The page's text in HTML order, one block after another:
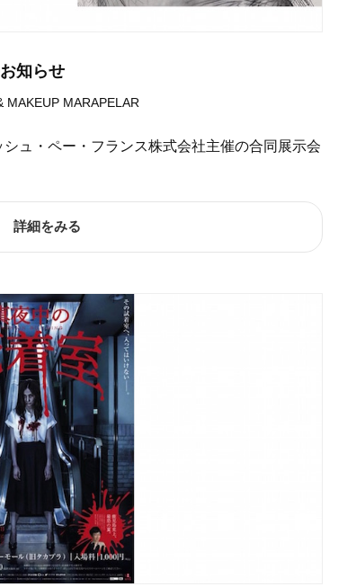
知らせ
MAKEUP MARAPELAR
ュ・ペー・フランス株式会社主催の合同展示会
詳細をみる